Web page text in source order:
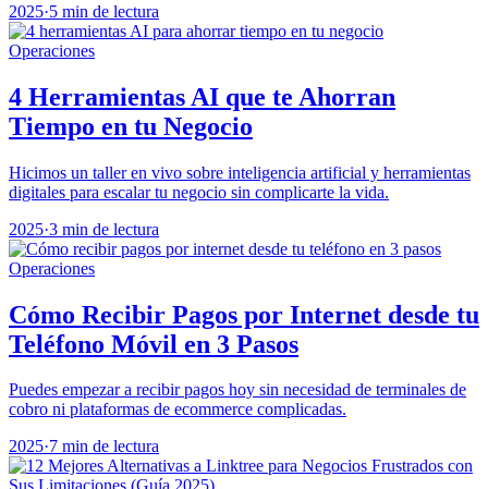
2025·5 min de lectura
Operaciones
4 Herramientas AI que te Ahorran
Tiempo en tu Negocio
Hicimos un taller en vivo sobre inteligencia artificial y herramientas
digitales para escalar tu negocio sin complicarte la vida.
2025·3 min de lectura
Operaciones
Cómo Recibir Pagos por Internet desde tu
Teléfono Móvil en 3 Pasos
Puedes empezar a recibir pagos hoy sin necesidad de terminales de
cobro ni plataformas de ecommerce complicadas.
2025·7 min de lectura